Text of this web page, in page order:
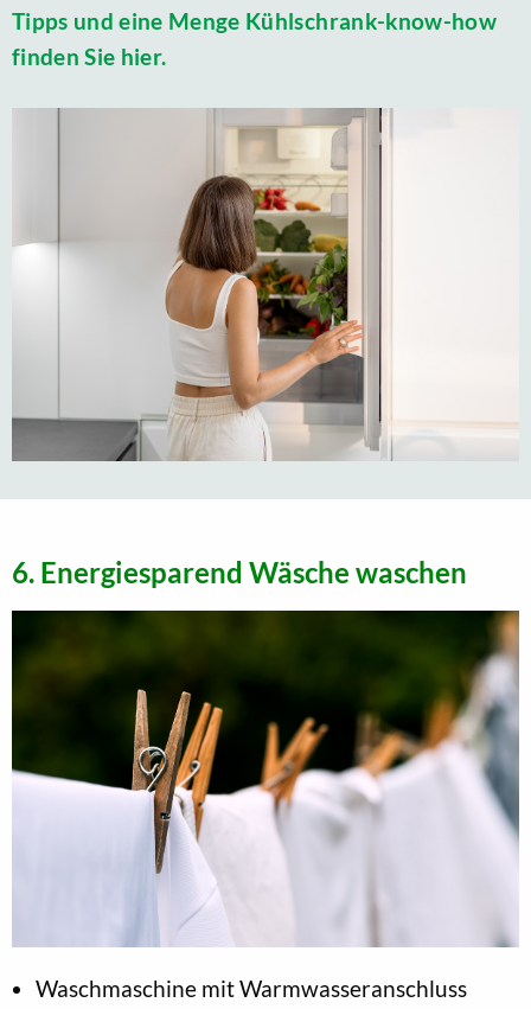
Tipps und eine Menge Kühlschrank-know-how
finden Sie hier.
6. Energiesparend Wäsche waschen
Waschmaschine mit Warmwasseranschluss